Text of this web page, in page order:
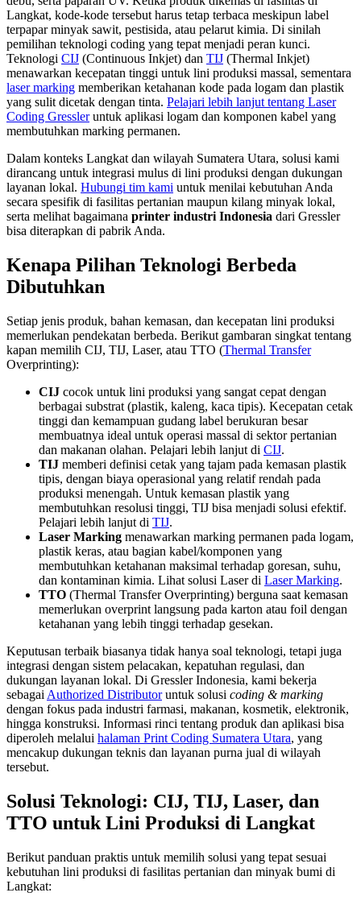
Langkat, kode-kode tersebut harus tetap terbaca meskipun label
terpapar minyak sawit, pestisida, atau pelarut kimia. Di sinilah
pemilihan teknologi coding yang tepat menjadi peran kunci.
Teknologi CIJ (Continuous Inkjet) dan TIJ (Thermal Inkjet)
menawarkan kecepatan tinggi untuk lini produksi massal, sementara
laser marking memberikan ketahanan kode pada logam dan plastik
yang sulit dicetak dengan tinta. Pelajari lebih lanjut tentang Laser
Coding Gressleruntuk aplikasi logam dan komponen kabel yang
membutuhkan marking permanen.
Dalam konteks Langkat dan wilayah Sumatera Utara, solusi kami
dirancang untuk integrasi mulus di lini produksi dengan dukungan
layanan lokal. Hubungi tim kami untuk menilai kebutuhan Anda
secara spesifik di fasilitas pertanian maupun kilang minyak lokal,
serta melihat bagaimana printer industri Indonesia dari Gressler
bisa diterapkan di pabrik Anda.
Kenapa Pilihan Teknologi Berbeda
Dibutuhkan
Setiap jenis produk, bahan kemasan, dan kecepatan lini produksi
memerlukan pendekatan berbeda. Berikut gambaran singkat tentang
kapan memilih CIJ, TIJ, Laser, atau TTO (Thermal Transfer
Overprinting):
CIJ cocok untuk lini produksi yang sangat cepat dengan
berbagai substrat (plastik, kaleng, kaca tipis). Kecepatan cetak
tinggi dan kemampuan gudang label berukuran besar
membuatnya ideal untuk operasi massal di sektor pertanian
dan makanan olahan. Pelajari lebih lanjut di CIJ.
TIJ memberi definisi cetak yang tajam pada kemasan plastik
tipis, dengan biaya operasional yang relatif rendah pada
produksi menengah. Untuk kemasan plastik yang
membutuhkan resolusi tinggi, TIJ bisa menjadi solusi efektif.
Pelajari lebih lanjut di TIJ.
Laser Marking menawarkan marking permanen pada logam,
plastik keras, atau bagian kabel/komponen yang
membutuhkan ketahanan maksimal terhadap goresan, suhu,
dan kontaminan kimia. Lihat solusi Laser di Laser Marking.
TTO (Thermal Transfer Overprinting) berguna saat kemasan
memerlukan overprint langsung pada karton atau foil dengan
ketahanan yang lebih tinggi terhadap gesekan.
Keputusan terbaik biasanya tidak hanya soal teknologi, tetapi juga
integrasi dengan sistem pelacakan, kepatuhan regulasi, dan
dukungan layanan lokal. Di Gressler Indonesia, kami bekerja
sebagai Authorized Distributoruntuk solusi coding & marking
dengan fokus pada industri farmasi, makanan, kosmetik, elektronik,
hingga konstruksi. Informasi rinci tentang produk dan aplikasi bisa
diperoleh melalui halaman Print Coding Sumatera Utara, yang
mencakup dukungan teknis dan layanan purna jual di wilayah
tersebut.
Solusi Teknologi: CIJ, TIJ, Laser, dan
TTO untuk Lini Produksi di Langkat
Berikut panduan praktis untuk memilih solusi yang tepat sesuai
kebutuhan lini produksi di fasilitas pertanian dan minyak bumi di
Langkat: